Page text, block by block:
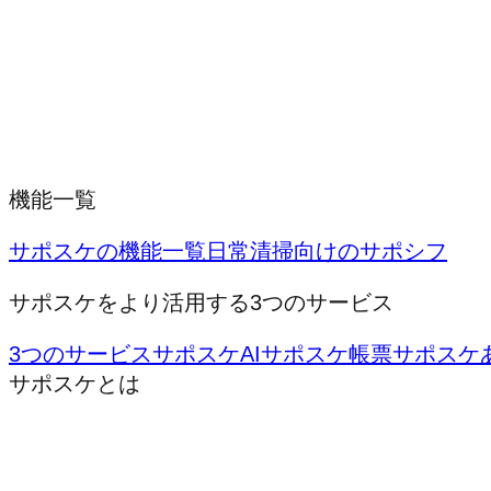
機能一覧
サポスケの機能一覧 日常清掃向けのサポシフ
サポスケをより活用する3つのサービス
3つのサービスサポスケAIサポスケ帳票サポスケ
サポスケとは